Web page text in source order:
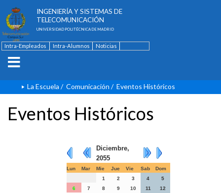
INGENIERÍA Y SISTEMAS DE
TELECOMUNICACIÓN
UNIVERSIDAD POLITÉCNICA DE MADRID
Intra-Empleados Intra-Alumnos
Noticias
La Escuela / Comunicación / Eventos Históricos
Eventos Históricos
Diciembre,
2055
Lun Mar Mie Jue Vie Sab
Dom
1
2 3 4
5
6
7 8 9 10 11
12